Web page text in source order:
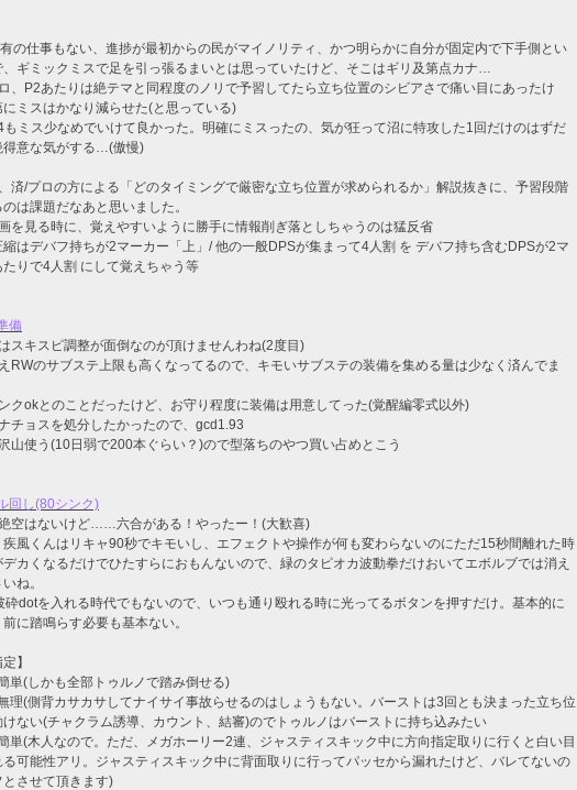
の仕事もない、進捗が最初からの民がマイノリティ、かつ明らかに自分が固定内で下手側とい
、ギミックミスで足を引っ張るまいとは思っていたけど、そこはギリ及第点カナ…
、P2あたりは絶テマと同程度のノリで予習してたら立ち位置のシビアさで痛い目にあったけ
にミスはかなり減らせた(と思っている)
もミス少なめでいけて良かった。明確にミスったの、気が狂って沼に特攻した1回だけのはずだ
得意な気がする…(傲慢)
済/プロの方による「どのタイミングで厳密な立ち位置が求められるか」解説抜きに、予習段階
は課題だなあと思いました。
を見る時に、覚えやすいように勝手に情報削ぎ落としちゃうのは猛反省
はデバフ持ちが2マーカー「上」/ 他の一般DPSが集まって4人割 を デバフ持ち含むDPSが2マ
たりで4人割 にして覚えちゃう等
備
スキスピ調整が面倒なのが頂けませんわね(2度目)
RWのサブステ上限も高くなってるので、キモいサブステの装備を集める量は少なく済んでま
クokとのことだったけど、お守り程度に装備は用意してった(覚醒編零式以外)
チョスを処分したかったので、gcd1.93
山使う(10日弱で200本ぐらい？)ので型落ちのやつ買い占めとこう
回し(80シンク)
空はないけど……六合がある！やったー！(大歓喜)
風くんはリキャ90秒でキモいし、エフェクトや操作が何も変わらないのにただ15秒間離れた時
カくなるだけでひたすらにおもんないので、緑のタピオカ波動拳だけおいてエボルブでは消え
ね。
砕dotを入れる時代でもないので、いつも通り殴れる時に光ってるボタンを押すだけ。基本的に
に踏鳴らす必要も基本ない。
】
単(しかも全部トゥルノで踏み倒せる)
理(側背カサカサしてナイサイ事故らせるのはしょうもない。バーストは3回とも決まった立ち位
けない(チャクラム誘導、カウント、結審)のでトゥルノはバーストに持ち込みたい
単(木人なので。ただ、メガホーリー2連、ジャスティスキック中に方向指定取りに行くと白い目
る可能性アリ。ジャスティスキック中に背面取りに行ってパッセから漏れたけど、バレてないの
とさせて頂きます)